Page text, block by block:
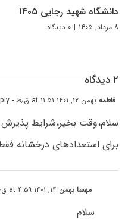
دانشگاه شهید رجایی ۱۴۰۵
۸ مرداد, ۱۴۰۵ | ۰ دیدگاه
۲ دیدگاه
فاطمهبهمن ۱۲, ۱۴۰۱ at ۱۱:۵۱ ق٫ظ - Reply
سلام،وقت بخیر،شرایط
برای استعدادهای درخشانه
مهسابهمن ۱۴, ۱۴۰۱ at ۴:۵۹ ق٫ظ
سلام